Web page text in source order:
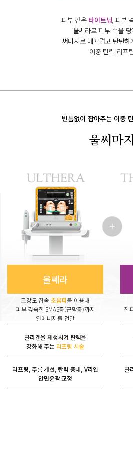
피부 겉은 타이트닝, 피부
울쎄라로 피부 속을
써마지로 매끄럽고 탄탄하
이중 탄력 리프
빈틈없이 잡아주는 이중
울써마지
울쎄라
고강도 집속초음파를 이용해
피부 깊숙한 SMAS층(근막층)까지
열에너지를 전달
콜라겐을 재생시켜 탄력을
강화해 주는 리프팅 시술
리프팅, 주름 개선, 탄력 증대, V라인
안면윤곽 교정
진
콜